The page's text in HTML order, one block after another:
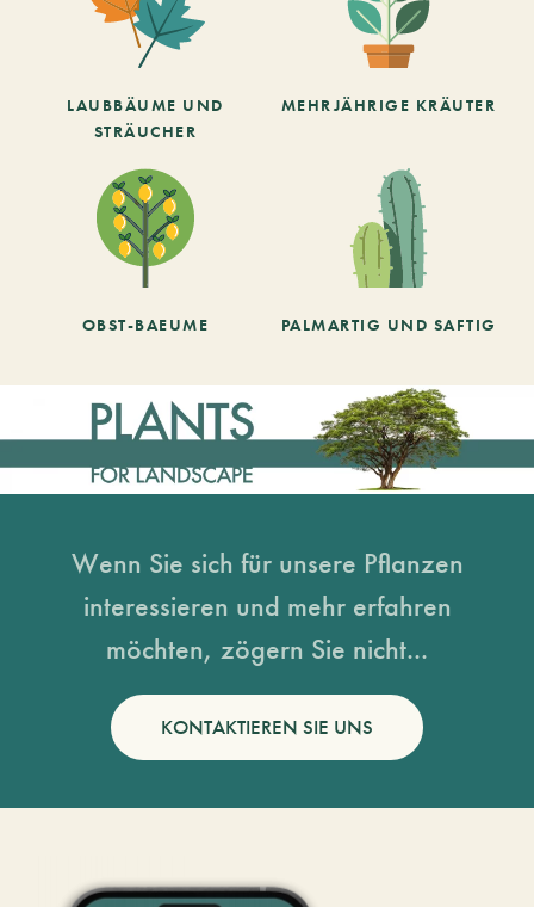
LAUBBÄUME UND
STRÄUCHER
MEHRJÄHRIGE KRÄUTER
OBST-BAEUME PALMARTIG UND SAFTIG
Wenn Sie sich für unsere Pflanzen
interessieren und mehr erfahren
möchten, zögern Sie nicht...
KONTAKTIEREN SIE UNS